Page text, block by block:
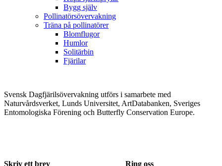
Bygg själv
Pollinatörsövervakning
Träna på pollinatörer
Blomflugor
Humlor
Solitärbin
Fjärilar
Svensk Dagfjärilsövervakning utförs i samarbete med
Naturvårdsverket, Lunds Universitet, ArtDatabanken, Sveriges
Entomologiska Förening och Butterfly Conservation Europe.
Skriv ett brev Ring oss